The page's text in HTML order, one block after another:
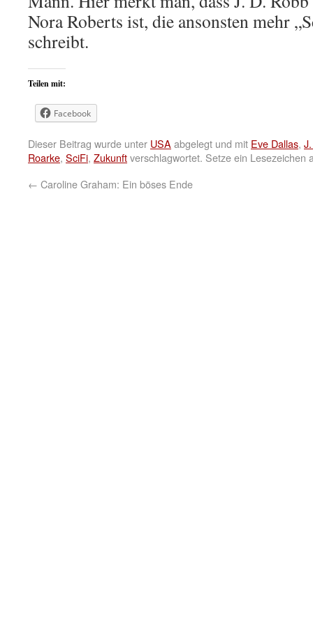
Nora Roberts ist, die ansonsten mehr
schreibt.
Teilen mit:
Facebook
Dieser Beitrag wurde unter USA abgelegt und mit Eve Dallas,
Roarke, SciFi, Zukunftverschlagwortet. Setze ein Lesezeichen
← Caroline Graham: Ein böses Ende